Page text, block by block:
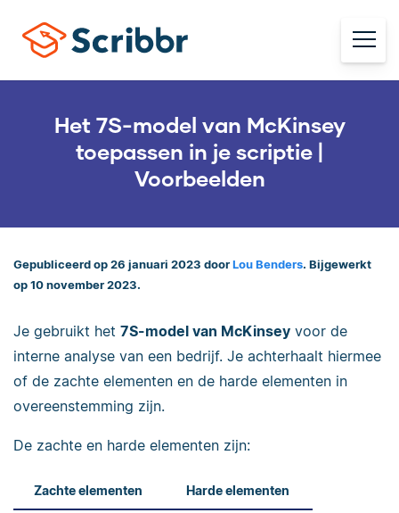
Het 7S-model van McKinsey
toepassen in je scriptie |
Voorbeelden
Gepubliceerd op 26 januari 2023 door Lou Benders. Bijgewerkt
op 10 november 2023.
Je gebruikt het 7S-model van McKinsey voor de
interne analyse van een bedrijf. Je achterhaalt hiermee
of de zachte elementen en de harde elementen in
overeenstemming zijn.
De zachte en harde elementen zijn:
Zachte elementen Harde elementen